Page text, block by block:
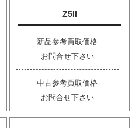
Z5II
新品参考買取価格
お問合せ下さい
中古参考買取価格
お問合せ下さい